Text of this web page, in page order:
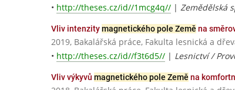
• http://theses.cz/id//1mcg4q// | Zemědělská
Vliv intenzitymagnetického pole Země na
2019, Bakalářská práce, Fakulta lesnická a
• http://theses.cz/id//f3t6d5// | Lesnictví /
Vliv výkyvů magnetického pole Země na